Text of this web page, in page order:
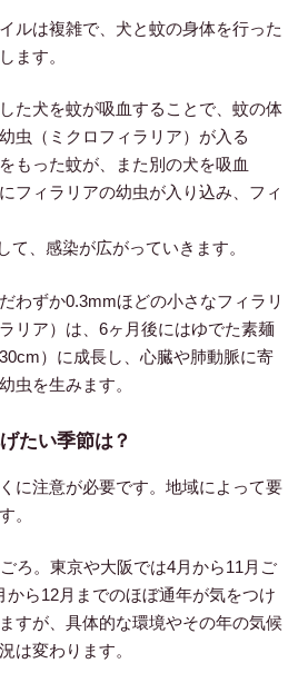
ルは複雑で、犬と蚊の身体を行った
ます。
た犬を蚊が吸血することで、蚊の体
虫（ミクロフィラリア）が入る
もった蚊が、また別の犬を吸血
フィラリアの幼虫が入り込み、フィ
て、感染が広がっていきます。
わずか0.3mmほどの小さなフィラリ
リア）は、6ヶ月後にはゆでた素麺
）に成長し、心臓や肺動脈に寄
虫を生みます。
たい季節は？
に注意が必要です。地域によって要
。
ろ。東京や大阪では4月から11月ご
から12月までのほぼ通年が気をつけ
すが、具体的な環境やその年の気候
は変わります。